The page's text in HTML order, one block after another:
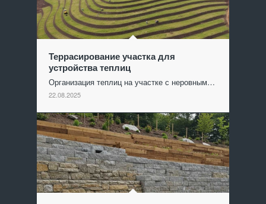
Террасирование участка для
устройства теплиц
Организация теплиц на участке с неровным…
22.08.2025